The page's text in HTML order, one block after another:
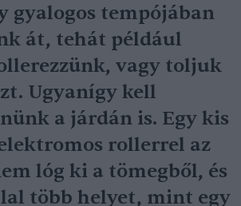
gyalogos tempójában
át, tehát például
vagy toljuk
Ugyanígy kell
a járdán is. Egy kis
rollerrel az
lóg ki a tömegből, és
több helyet, mint egy